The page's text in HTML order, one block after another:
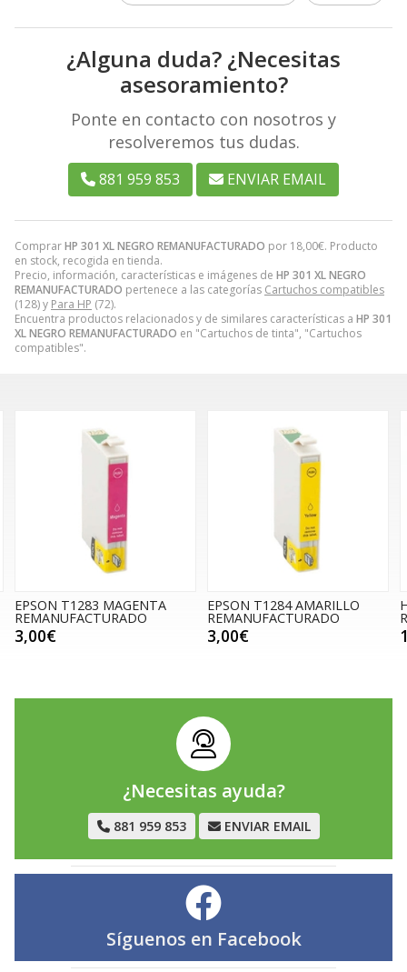
ComprarHP 301 XL NEGRO REMANUFACTURADO por 18,00€. Producto
en stock, recogida en tienda.
Precio, información, características e imágenes de HP 301 XL NEGRO
REMANUFACTURADO pertenece a las categorías Cartuchos compatibles
(128) y Para HP (72).
Encuentra productos relacionados y de similares características a HP 301
XL NEGRO REMANUFACTURADO en "Cartuchos de tinta", "Cartuchos
compatibles".
¿Alguna duda? ¿Necesitas
asesoramiento?
Ponte en contacto con nosotros y
resolveremos tus dudas.
881 959 853 ENVIAR EMAIL
EPSON T1283 MAGENTA
REMANUFACTURADO
3,00€
EPSON T1284 AMARILLO
REMANUFACTURADO
3,00€
¿Necesitas ayuda?
881 959 853 ENVIAR EMAIL
Síguenos en Facebook